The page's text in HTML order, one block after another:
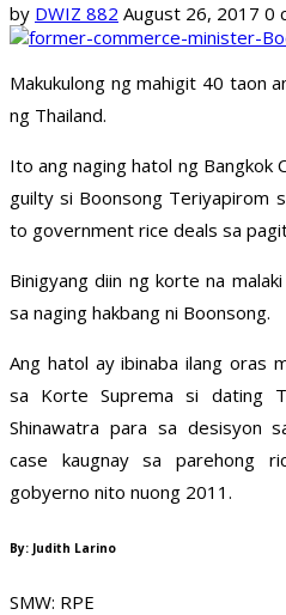
by DWIZ 882 August 26, 2017 0
Makukulong ng mahigit 40 taon
ng Thailand.
Ito ang naging hatol ng Bangkok
guilty si Boonsong Teriyapirom
to government rice deals sa
Binigyang diin ng korte na
sa naging hakbang ni Boonsong.
Ang hatol ay ibinaba ilang oras
sa Korte Suprema si dating
Shinawatra para sa desisyon
case kaugnay sa parehong
gobyerno nito nuong 2011.
By: Judith Larino
SMW: RPE